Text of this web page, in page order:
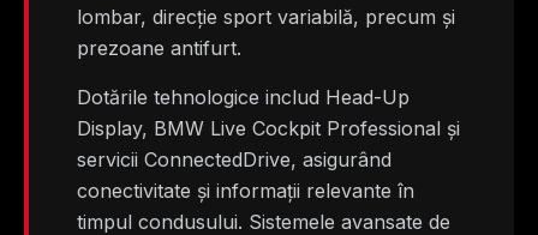
lombar, direcție sport variabilă, precum și
prezoane antifurt.
Dotările tehnologice includ Head-Up
Display, BMW Live Cockpit Professional și
servicii ConnectedDrive, asigurând
conectivitate și informații relevante în
timpul condusului. Sistemele avansate de